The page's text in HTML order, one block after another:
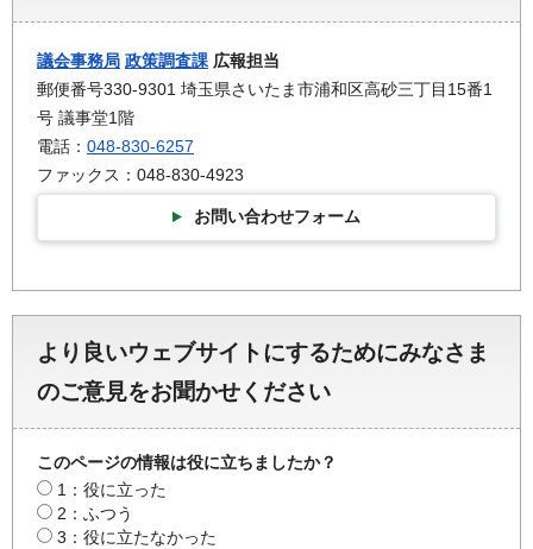
議会事務局 政策調査課 広報担当
郵便番号330-9301 埼玉県さいたま市浦和区高砂三丁目15番1
号 議事堂1階
電話： 048-830-6257
ファックス：048-830-4923
お問い合わせフォーム
より良いウェブサイトにするためにみなさま
のご意見をお聞かせください
このページの情報は役に立ちましたか？
1：役に立った
2：ふつう
3：役に立たなかった